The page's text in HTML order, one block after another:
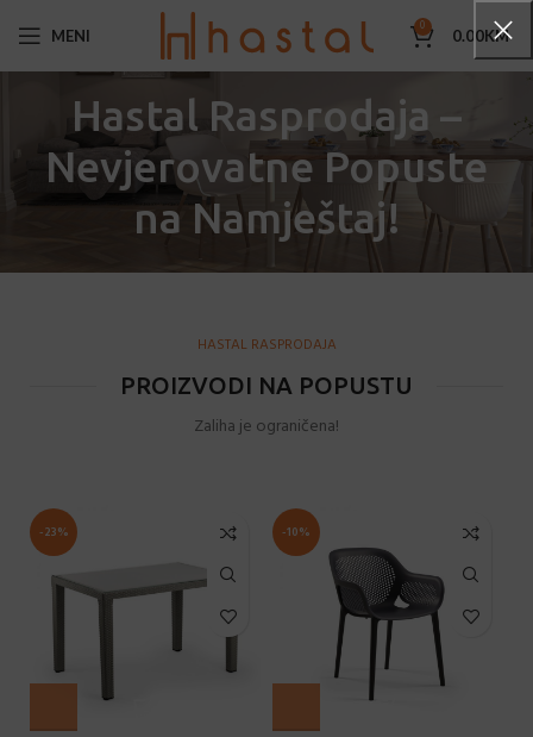
MENI 0 0.00KM
Hastal Rasprodaja –
Nevjerovatne Popuste
na Namještaj!
HASTAL RASPRODAJA
PROIZVODI NA POPUSTU
Zaliha je ograničena!
-23% -10%